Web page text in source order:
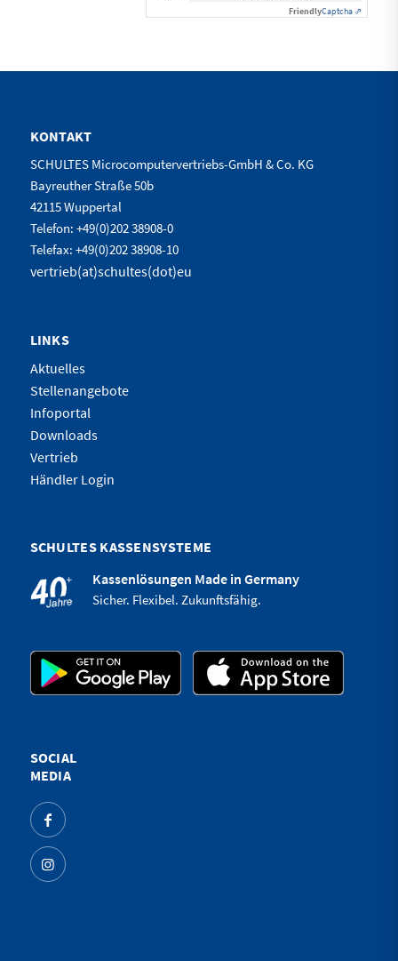
FriendlyCaptcha ⇗
KONTAKT
SCHULTES Microcomputervertriebs-GmbH & Co. KG
Bayreuther Straße 50b
42115 Wuppertal
Telefon: +49(0)202 38908-0
Telefax: +49(0)202 38908-10
vertrieb(at)schultes(dot)eu
LINKS
Aktuelles
Stellenangebote
Infoportal
Downloads
Vertrieb
Händler Login
SCHULTES KASSENSYSTEME
Kassenlösungen Made in Germany
Sicher. Flexibel. Zukunftsfähig.
SOCIAL
MEDIA